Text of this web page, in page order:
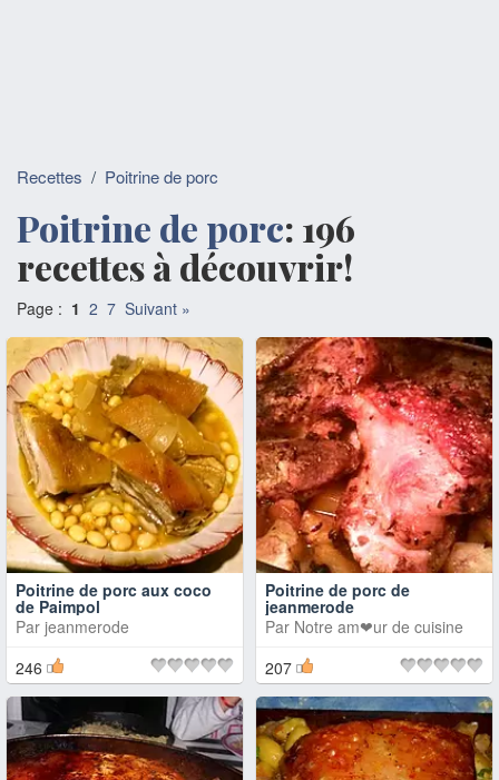
Recettes / Poitrine de porc
Poitrine de porc: 196
recettes à découvrir!
Page : 1 2 7 Suivant »
Poitrine de porc aux coco
de Paimpol
Par jeanmerode
246
Poitrine de porc de
jeanmerode
Par Notre am❤ur de cuisine
207